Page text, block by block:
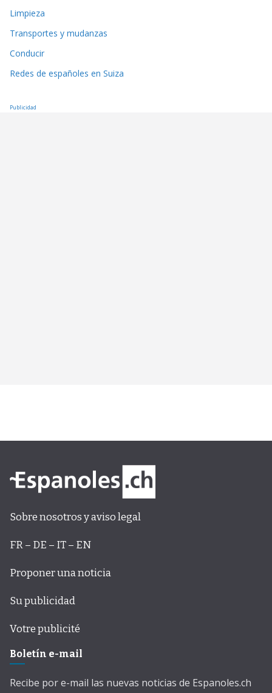
Limpieza
Transportes y mudanzas
Conducir
Redes de españoles en Suiza
Publicidad
Sobre nosotros y aviso legal
FR – DE – IT – EN
Proponer una noticia
Su publicidad
Votre publicité
Boletín e-mail
Recibe por e-mail las nuevas noticias de Espanoles.ch